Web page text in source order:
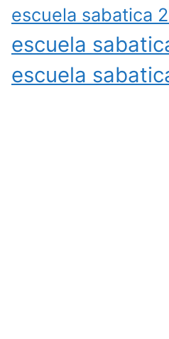
escuela sabatica
escuela
escuela